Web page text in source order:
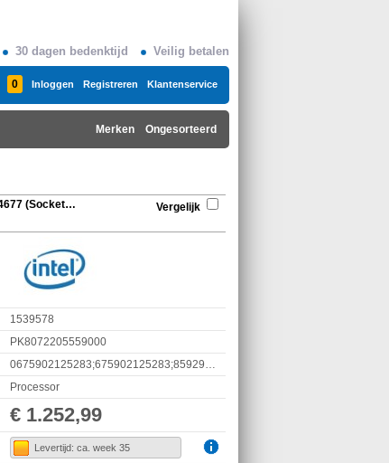
30 dagen bedenktijd Veilig betalen
0 Inloggen Registreren Klantenservice
Ongesorteerd
Merken
Intel Xeon Gold, 5515 LGA 4677 (Socket E),
Vergelijk
1539578
PK8072205559000
Processor
€ 1.252,99
Levertijd: ca. week 35